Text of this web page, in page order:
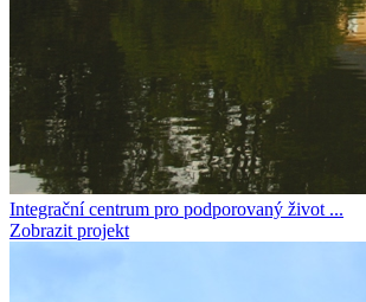
Integrační centrum pro podporovaný život ...
Zobrazit projekt